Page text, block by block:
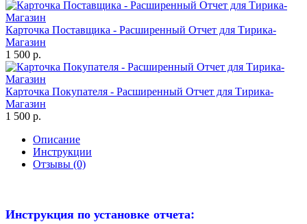
Карточка Поставщика - Расширенный Отчет для Тирика-
Магазин
1 500 р.
Карточка Покупателя - Расширенный Отчет для Тирика-
Магазин
1 500 р.
Описание
Инструкции
Отзывы (0)
Инструкция по установке отчета: